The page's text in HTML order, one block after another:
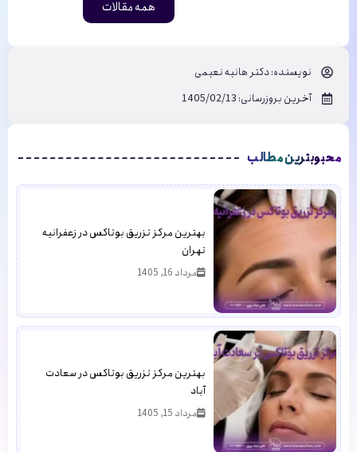
همه مقالات
نویسنده:دکتر هانیه نعیمی
آخرین بروزرسانی: 1405/02/13
محبوبترین مطالب
بهترین مرکز تزریق بوتاکس در زعفرانیه
تهران
مرداد 16, 1405
بهترین مرکز تزریق بوتاکس در سعادت
آباد
مرداد 15, 1405